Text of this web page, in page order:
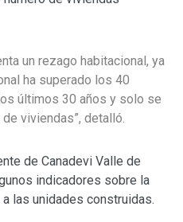
un rezago habitacional, ya
ha superado los 40
últimos 30 años y solo se
viviendas”, detalló.
de Canadevi Valle de
indicadores sobre la
las unidades construidas.